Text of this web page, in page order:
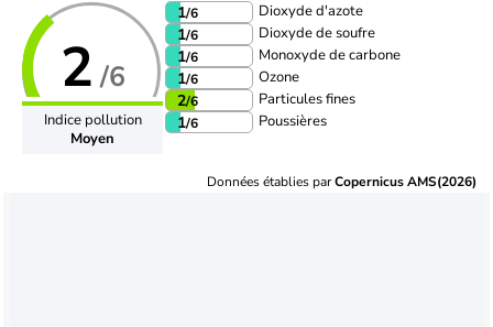
2 /6
Indice pollution
Moyen
1/6 Dioxyde d'azote
1/6 Dioxyde de soufre
1/6 Monoxyde de carbone
1/6 Ozone
2/6 Particules fines
1/6 Poussières
Données établies parCopernicus AMS(2026)